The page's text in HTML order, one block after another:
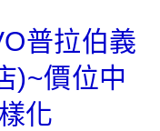
普拉伯義
)~價位中
化